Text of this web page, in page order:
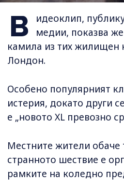
В
идеоклип,
медии, показва
камила из тих жилищен
Лондон.
Особено популярният
истерия, докато други
е „новото XL превозно
Местните жители обаче
странното шествие е
рамките на коледно